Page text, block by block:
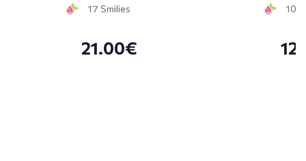
17 Smilies
21.00€
10